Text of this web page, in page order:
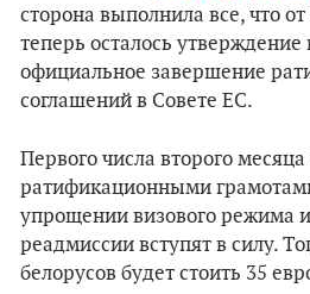
сторона выполнила все, что
теперь осталось
официальное завершение
соглашений в Совете ЕС.
Первого числа второго
ратификационными
упрощении визового режима
реадмиссии вступят в силу.
белорусов будет стоить 35